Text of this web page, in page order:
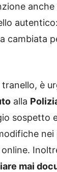
anche
cambiata
tranello, è
alla
sospetto
mai